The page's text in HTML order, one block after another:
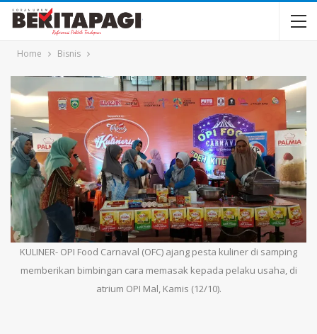
Home Bisnis
KULINER- OPI Food Carnaval (OFC) ajang pesta kuliner di samping
memberikan bimbingan cara memasak kepada pelaku usaha, di
atrium OPI Mal, Kamis (12/10).